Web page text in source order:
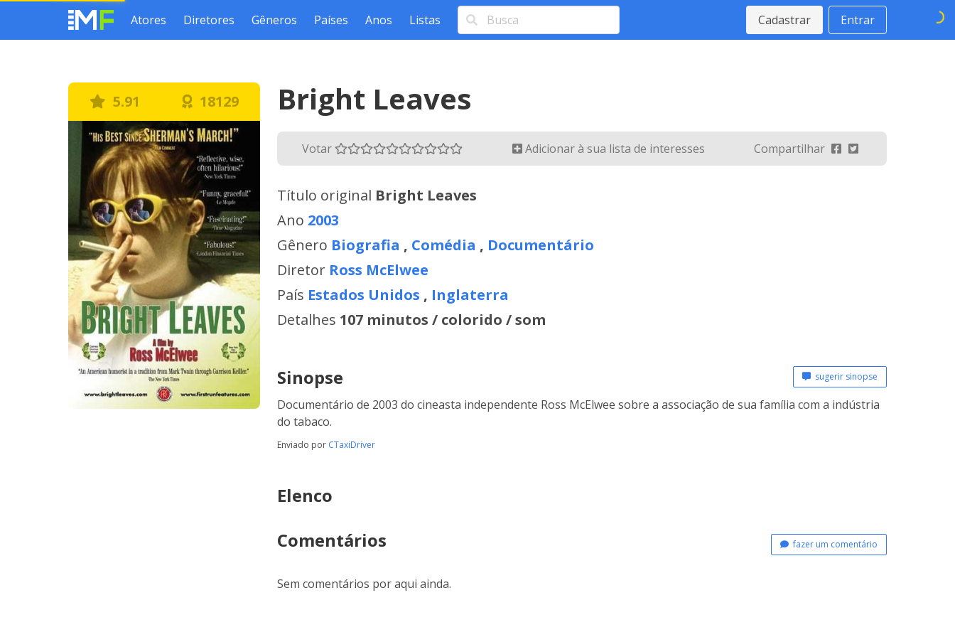
Atores Diretores Gêneros Países Anos Listas Cadastrar Entrar
5.91 18129 Bright Leaves
Votar Adicionar à sua lista de interesses Compartilhar
Título original Bright Leaves
Ano 2003
Gênero Biografia , Comédia , Documentário
Diretor Ross McElwee
País Estados Unidos , Inglaterra
Detalhes 107 minutos / colorido / som
Sinopse sugerir sinopse
Documentário de 2003 do cineasta independente Ross McElwee sobre a associação de sua família com a indústria
do tabaco.
Enviado por CTaxiDriver
Elenco
Comentários
fazer um comentário
Sem comentários por aqui ainda.